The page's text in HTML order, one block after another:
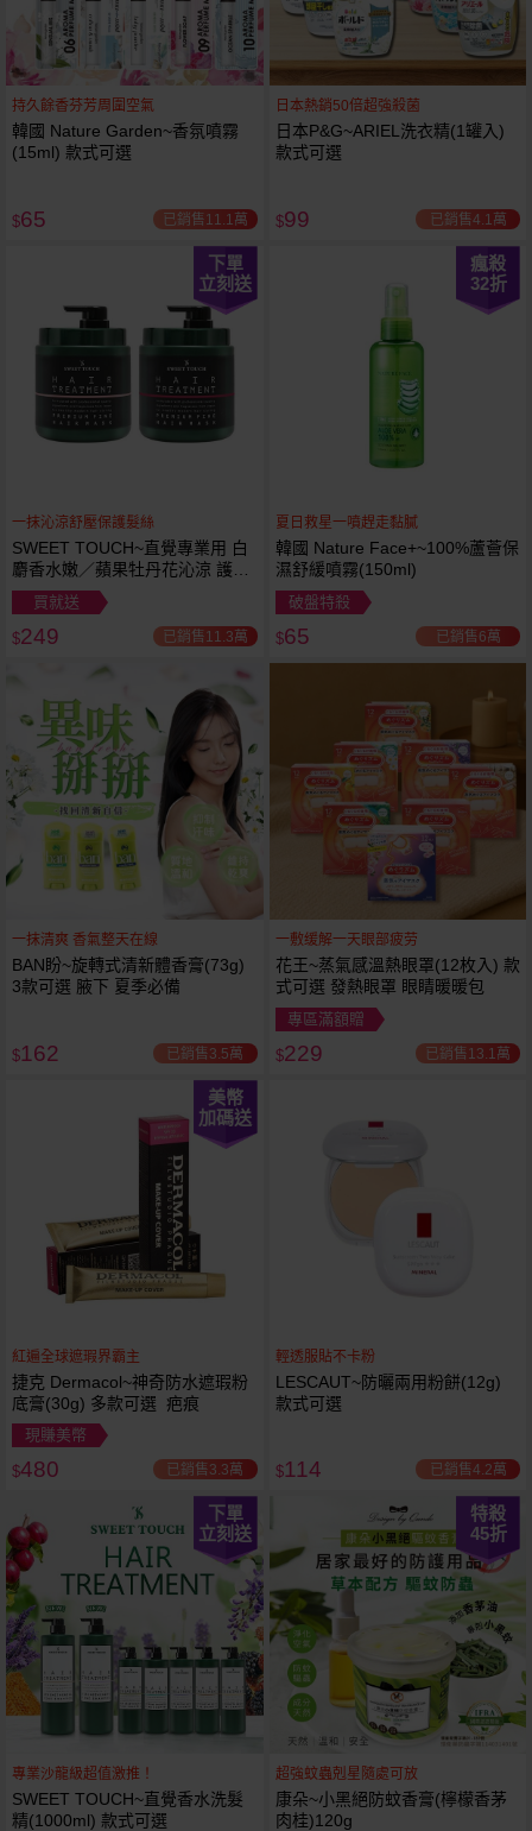
持久餘香芬芳周圍空氣
韓國 Nature Garden~香氛噴霧
(15ml) 款式可選
$65 已銷售11.1萬
日本熱銷50倍超強殺菌
日本P&G~ARIEL洗衣精(1罐入)
款式可選
$99 已銷售4.1萬
下單
立刻送
一抹沁涼舒壓保護髮絲
SWEET TOUCH~直覺專業用 白
麝香水嫩／蘋果牡丹花沁涼 護髮
膜(1000ml) 款式可選 全新包裝
買就送
$249 已銷售11.3萬
瘋殺
32折
夏日救星一噴趕走黏膩
韓國 Nature Face+~100%蘆薈保
濕舒緩噴霧(150ml)
破盤特殺
$65 已銷售6萬
一抹清爽 香氣整天在線
BAN盼~旋轉式清新體香膏(73g)
3款可選 腋下 夏季必備
$162 已銷售3.5萬
一敷缓解一天眼部疲劳
花王~蒸氣感溫熱眼罩(12枚入) 款
式可選 發熱眼罩 眼睛暖暖包
專區滿額贈
$229 已銷售13.1萬
美幣
加碼送
紅遍全球遮瑕界霸主
捷克 Dermacol~神奇防水遮瑕粉
底膏(30g) 多款可選 疤痕
現賺美幣
$480 已銷售3.3萬
輕透服貼不卡粉
LESCAUT~防曬兩用粉餅(12g)
款式可選
$114 已銷售4.2萬
下單
立刻送
專業沙龍級超值激推！
SWEET TOUCH~直覺香水洗髮
精(1000ml) 款式可選
特殺
45折
超強蚊蟲剋星隨處可放
康朵~小黑絕防蚊香膏(檸檬香茅
肉桂)120g